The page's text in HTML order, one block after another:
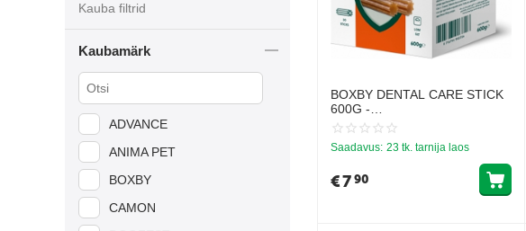
BOXBY DENTAL CARE STICK
600G -
HAMBAHOOLDUSPUIDUKES
TÄISKASVANUD KOERTELE
Saadavus: 23 tk. tarnija laos
€790
Kauba filtrid
Kaubamärk
ADVANCE
ANIMA PET
BOXBY
CAMON